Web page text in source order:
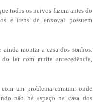
todos os noivos fazem antes do
e itens do enxoval possuem
montar a casa dos sonhos.
lar com muita antecedência,
com um problema comum: onde
não há espaço na casa dos